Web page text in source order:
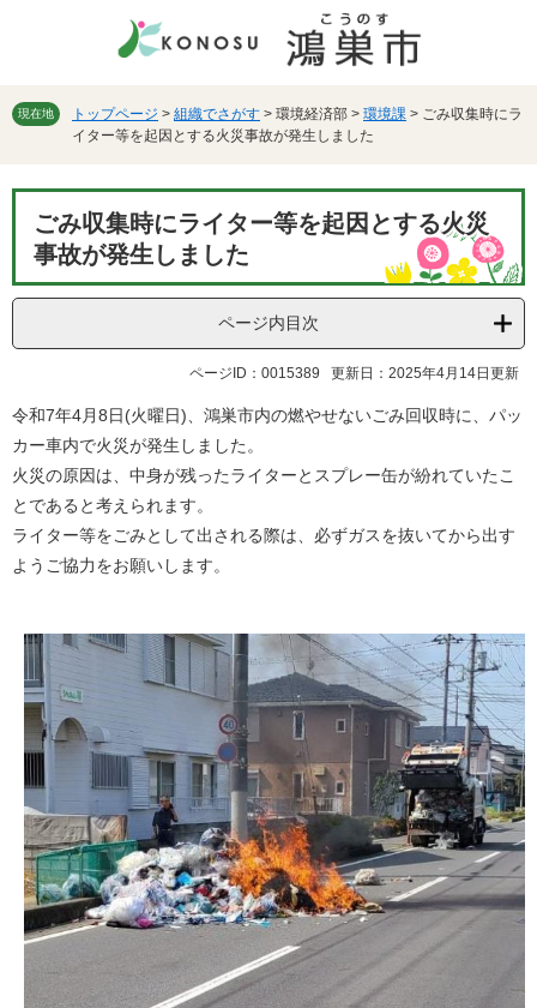
先
す。
を
し
へ
現在地 トップページ > 組織でさがす > 環境経済部 > 環境課 > ごみ収集時にラ
イター等を起因とする火災事故が発生しました
ごみ収集時にライター等を起因とする火災
事故が発生しました
ページ内目次
ページID：0015389 更新日：2025年4月14日更新
令和7年4月8日(火曜日)、鴻巣市内の燃やせないごみ回収時に、パッ
カー車内で火災が発生しました。
火災の原因は、中身が残ったライターとスプレー缶が紛れていたこ
とであると考えられます。
ライター等をごみとして出される際は、必ずガスを抜いてから出す
ようご協力をお願いします。